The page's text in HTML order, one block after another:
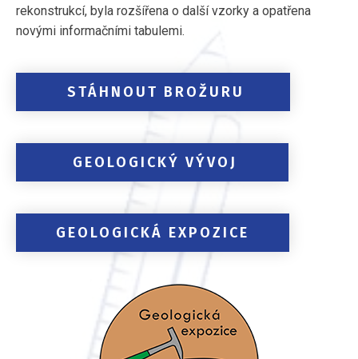
rekonstrukcí, byla rozšířena o další vzorky a opatřena
novými informačními tabulemi.
STÁHNOUT BROŽURU
GEOLOGICKÝ VÝVOJ
GEOLOGICKÁ EXPOZICE